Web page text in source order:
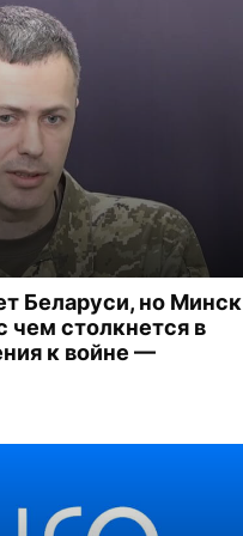
Беларуси, но Минск
чем столкнется в
к войне —